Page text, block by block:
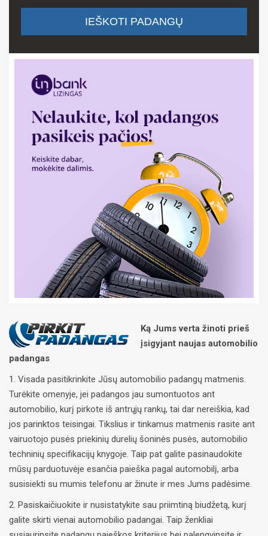
Ką Jums verta žinoti prieš
įsigyjant naujas automobilio
padangas
1. Visada pasitikrinkite Jūsų automobilio padangų matmenis.
Turėkite omenyje, jei padangos jau sumontuotos ant
automobilio, kurį pirkote iš antrųjų rankų, tai dar nereiškia, kad
jos parinktos teisingai. Tikslius ir tinkamus matmenis rasite ant
vairuotojo pusės priekinių durelių šoninės pusės, automobilio
techninių specifikacijų knygoje. Taip pat galite pasinaudokite
mūsų parduotuvėje esančia paieška pagal automobilį, arba
susisiekti su mumis telefonu ar žinute ir mes Jums padėsime.
2. Pasiskaičiuokite ir nusistatykite sau priimtiną biudžetą, kurį
galite skirti vienai automobilio padangai. Taip ženkliai